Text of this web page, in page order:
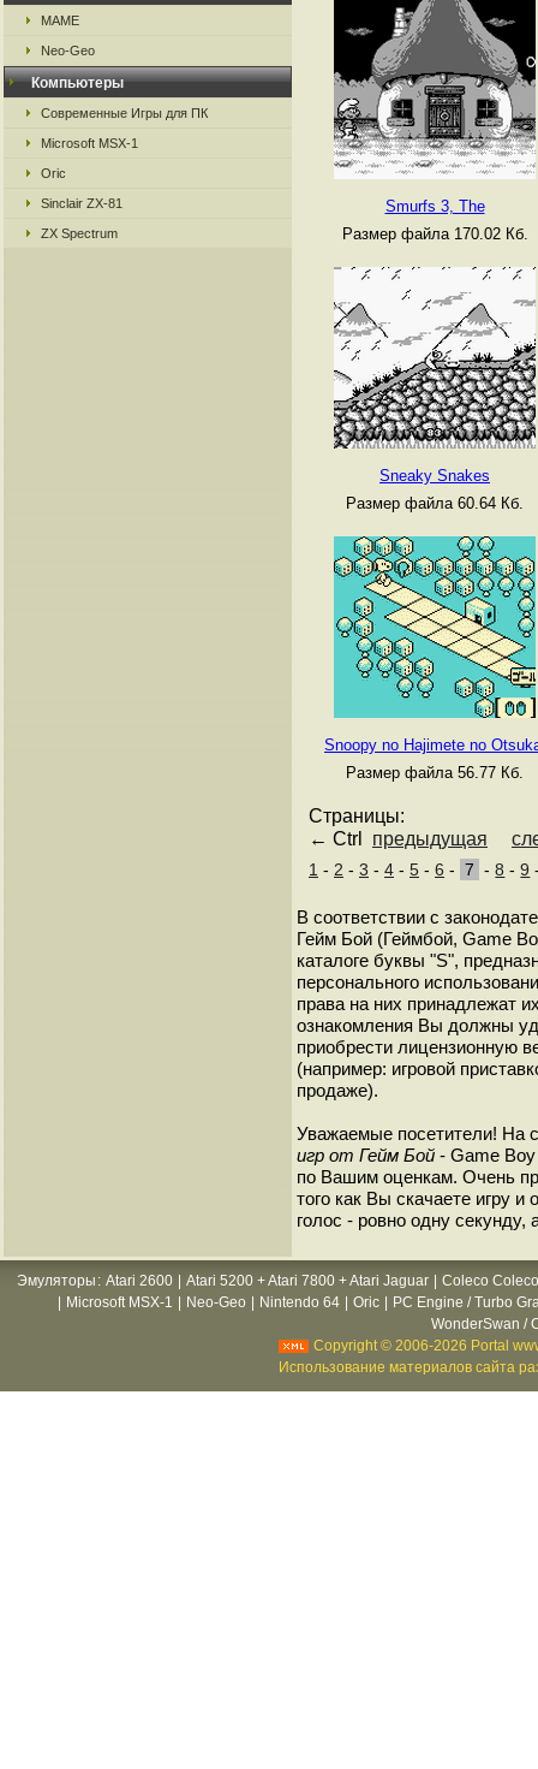
MAME
Neo-Geo
Компьютеры
Современные Игры для ПК
Microsoft MSX-1
Oric
Sinclair ZX-81
ZX Spectrum
Smurfs 3, The
Размер файла 170.02 Кб.
Sneaky Snakes
Размер файла 60.64 Кб.
Snoopy no Hajimete no
Размер файла 56.77 Кб.
Страницы:
← Ctrl предыдущая
1 - 2 - 3 - 4 - 5 - 6 - 7 -8 -9
В соответствии с
Гейм Бой (Геймбой, Game
каталоге буквы "S",
персонального
права на них принадлежат
ознакомления Вы должны
приобрести лицензионную
(например: игровой
продаже).
Уважаемые посетители! На
игр от Гейм Бой - Game
по Вашим оценкам. Очень
того как Вы скачаете игру
голос - ровно одну
Эмуляторы : Atari 2600 Atari 5200 + Atari 7800 + Atari Jaguar
Coleco
Microsoft MSX-1 Neo-Geo Nintendo 64 Oric
PC Engine / Turbo
WonderSwan /
Copyright © 2006-2026 Portal
Использование материалов сайта